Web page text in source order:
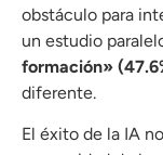
obstáculo para
un estudio
formación»
diferente.
El éxito de la IA